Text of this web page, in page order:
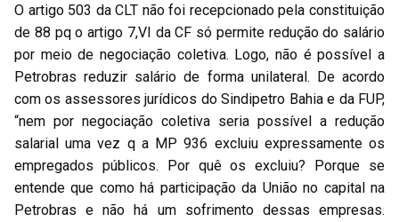
O artigo 503 da CLT não foi recepcionado pela constituição
de 88 pq o artigo 7,VI da CF só permite redução do salário
por meio de negociação coletiva. Logo, não é possível a
Petrobras reduzir salário de forma unilateral. De acordo
com os assessores jurídicos do Sindipetro Bahia e da FUP,
“nem por negociação coletiva seria possível a redução
salarial uma vez q a MP 936 excluiu expressamente os
empregados públicos. Por quê os excluiu? Porque se
entende que como há participação da União no capital na
Petrobras e não há um sofrimento dessas empresas.